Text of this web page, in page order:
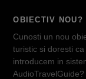
OBIECTIV NOU?
Cunosti un nou
turistic si doresti ca
introducem in
AudioTravelGuide?